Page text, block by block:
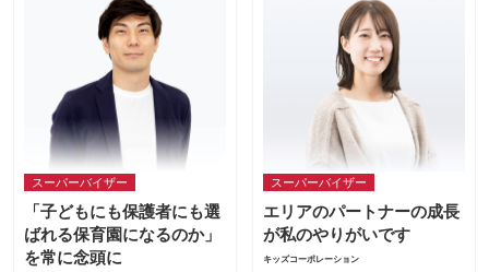
スーパーバイザー
「子どもにも保護者にも選
ばれる保育園になるのか」
を常に念頭に
スーパーバイザー
エリアのパートナーの成長
が私のやりがいです
キッズコーポレーション